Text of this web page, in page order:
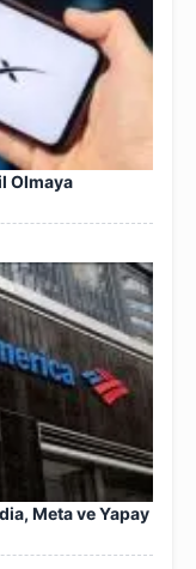
Olmaya
Meta ve Yapay